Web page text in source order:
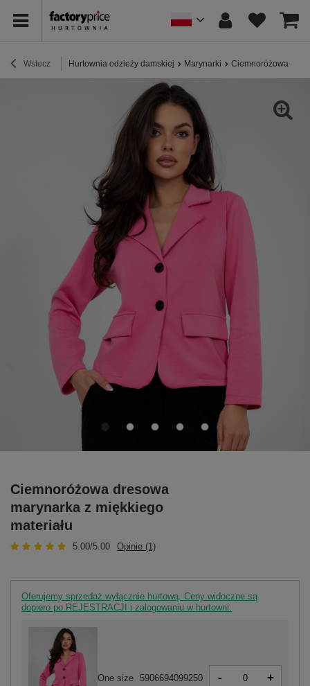
Wstecz Hurtownia odzieży damskiej Marynarki Ciemnoróżowa
Ciemnoróżowa dresowa
marynarka z miękkiego
materiału
5.00/5.00 Opinie (1)
Oferujemy sprzedaż wyłącznie hurtową. Ceny widoczne są
dopiero po REJESTRACJI i zalogowaniu w hurtowni.
One size 5906694099250 - +